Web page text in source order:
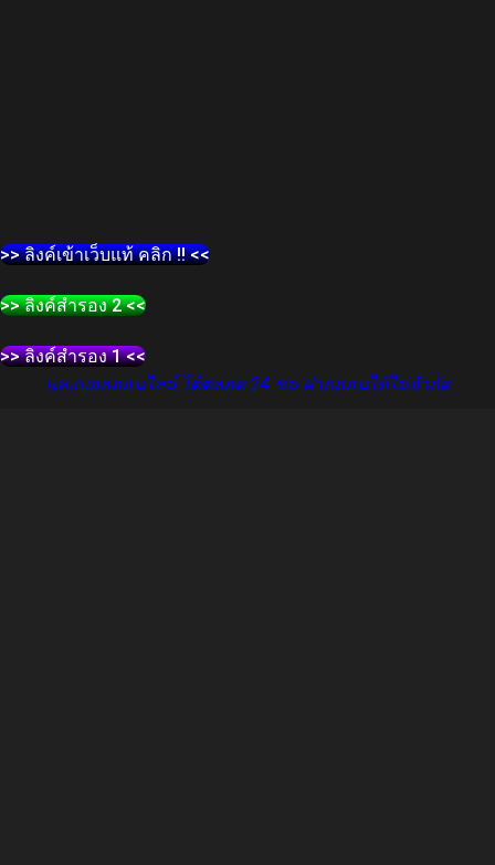
>> ลิงค์เข้าเว็บแท้ คลิก !! <<
>> ลิงค์สำรอง 2 <<
>> ลิงค์สำรอง 1 <<
แทงบอลออนไลน์ ได้ตลอด 24 ชม ฝากถอนได้ไม่จำกัด